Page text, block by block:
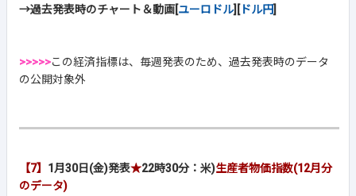
→過去発表時のチャート＆動画[ユーロドル][ ドル円]
>>>>>この経済指標は、毎週発表のため、過去発表時のデータ
の公開対象外
【7】 1月30日(金)発表★22時30分：米)生産者物価指数(12月分
のデータ)